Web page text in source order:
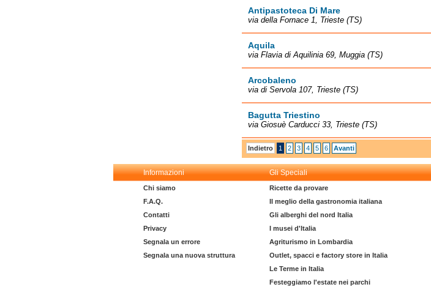
Antipastoteca Di Mare
via della Fornace 1, Trieste (TS)
Aquila
via Flavia di Aquilinia 69, Muggia (TS)
Arcobaleno
via di Servola 107, Trieste (TS)
Bagutta Triestino
via Giosuè Carducci 33, Trieste (TS)
Indietro 1 2 3 4 5 6 Avanti
Informazioni Gli Speciali
Chi siamo
F.A.Q.
Contatti
Privacy
Segnala un errore
Segnala una nuova struttura
Ricette da provare
Il meglio della gastronomia italiana
Gli alberghi del nord Italia
I musei d'Italia
Agriturismo in Lombardia
Outlet, spacci e factory store in Italia
Le Terme in Italia
Festeggiamo l'estate nei parchi